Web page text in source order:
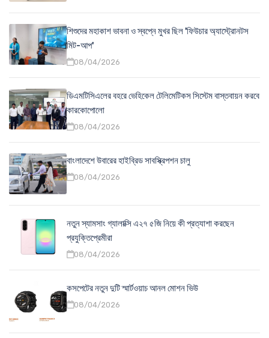
শিশুদের মহাকাশ ভাবনা ও স্বপ্নে মুখর ছিল 'ফিউচার অ্যাস্ট্রোনটস
মিট-আপ'
08/04/2026
ডিএমটিসিএলের বহরে ভেহিকেল টেলিমেটিকস সিস্টেম বাস্তবায়ন করবে
কারকোপোলো
08/04/2026
বাংলাদেশে উবারের হাইব্রিড সাবস্ক্রিপশন চালু
08/04/2026
নতুন স্যামসাং গ্যালাক্সি এ২৭ ৫জি নিয়ে কী প্রত্যাশা করছেন
প্রযুক্তিপ্রেমীরা
08/04/2026
কসপেটের নতুন দুটি স্মার্টওয়াচ আনল মোশন ভিউ
08/04/2026